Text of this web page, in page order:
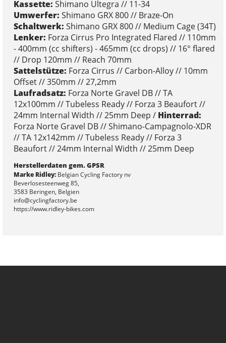
Kassette: Shimano Ultegra // 11-34
Umwerfer: Shimano GRX 800 // Braze-On
Schaltwerk: Shimano GRX 800 // Medium Cage (34T)
Lenker: Forza Cirrus Pro Integrated Flared // 110mm
- 400mm (cc shifters) - 465mm (cc drops) // 16° flared
// Drop 120mm // Reach 70mm
Sattelstütze: Forza Cirrus // Carbon-Alloy // 10mm
Offset // 350mm // 27,2mm
Laufradsatz: Forza Norte Gravel DB // TA
12x100mm // Tubeless Ready // Forza 3 Beaufort //
24mm Internal Width // 25mm Deep / Hinterrad:
Forza Norte Gravel DB // Shimano-Campagnolo-XDR
// TA 12x142mm // Tubeless Ready // Forza 3
Beaufort // 24mm Internal Width // 25mm Deep
Herstellerdaten gem. GPSR
Marke Ridley:Belgian Cycling Factory nv
Beverlosesteenweg 85,
3583 Beringen, Belgien
info@cyclingfactory.be
https://www.ridley-bikes.com